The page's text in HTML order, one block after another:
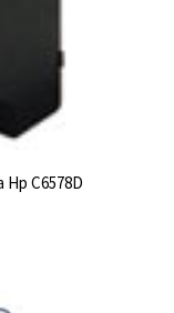
C6578D